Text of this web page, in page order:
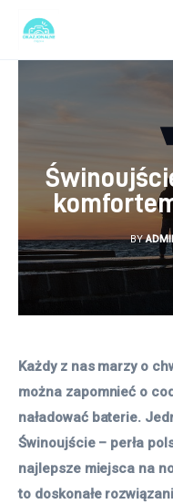
Lifestyle
Dom i ogród
Uroda
BY
Każdy z nas marzy o
można zapomnieć o
naładować baterie.
Świnoujście – perła
najlepsze miejsca na
to doskonałe